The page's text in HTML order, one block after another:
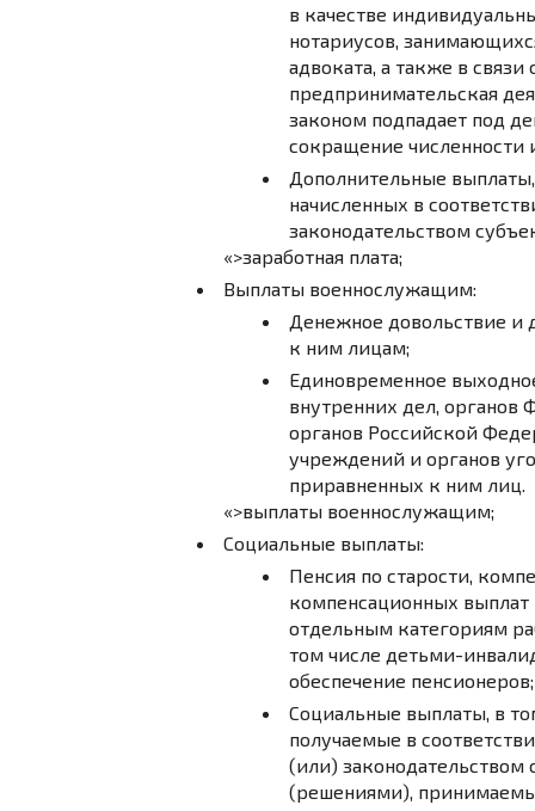
в качестве
нотариусов,
адвоката, а также в
предпринимательская
законом подпадает под
сокращение численности
Дополнительные
начисленных в
законодательством
«>заработная плата;
Выплаты военнослужащим:
Денежное довольствие
к ним лицам;
Единовременное
внутренних дел, органов
органов Российской
учреждений и органов
приравненных к ним лиц.
«>выплаты военнослужащим;
Социальные выплаты:
Пенсия по старости,
компенсационных
отдельным категориям
том числе детьми-
обеспечение пенсионеров;
Социальные выплаты, в
получаемые в
(или)
(решениями),